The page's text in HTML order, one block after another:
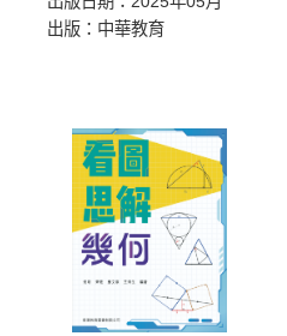
出版：中華教育